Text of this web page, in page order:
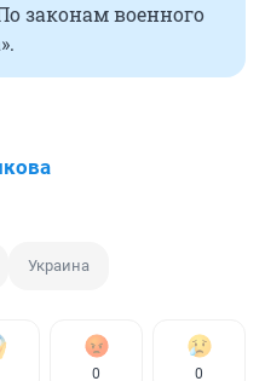
законам военного
Украина
0 0